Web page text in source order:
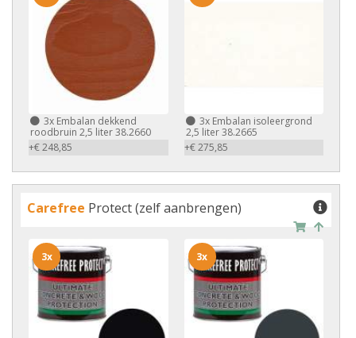
3x Embalan dekkend
roodbruin 2,5 liter 38.2660
+€ 248,85
3xEmbalan isoleergrond
2,5 liter 38.2665
+€ 275,85
Carefree Protect (zelf aanbrengen)
3x 3x